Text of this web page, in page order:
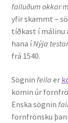
Stjórnun
Innan
Styrkir og
Utan
failuðum okkar
yfir skammt –
tíðkast í málinu
hana íNýja
frá 1540.
Sögnin feila er
komin úr
Enska sögnin
fornfrönsku